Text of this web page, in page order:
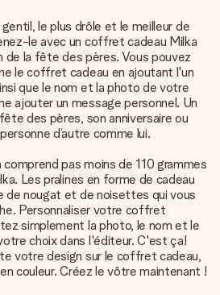
le plus drôle et le meilleur de
le avec un coffret cadeau Milka
de la fête des pères. Vous pouvez
le coffret cadeau en ajoutant l'un
que le nom et la photo de votre
ajouter un message personnel. Un
des pères, son anniversaire ou
d’autre comme lui.
pas moins de 110 grammes
Les pralines en forme de cadeau
de nougat et de noisettes qui vous
Personnaliser votre coffret
simplement la photo, le nom et le
choix dans l'éditeur. C'est ça!
votre design sur le coffret cadeau,
couleur. Créez le vôtre maintenant !